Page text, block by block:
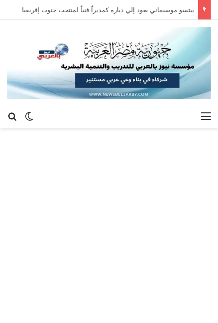
بيتسو موسيماني يعود إلي دياره كمديراً فنياً لمنتخب جنوب إفريقيا
الوضع القائمة